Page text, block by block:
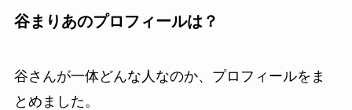
谷まりあのプロフィールは？
谷さんが一体どんな人なのか、プロフィールをま
とめました。